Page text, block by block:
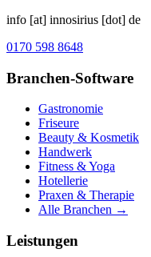
info [at] innosirius [dot] de
0170 598 8648
Branchen-Software
Gastronomie
Friseure
Beauty & Kosmetik
Handwerk
Fitness & Yoga
Hotellerie
Praxen & Therapie
Alle Branchen →
Leistungen